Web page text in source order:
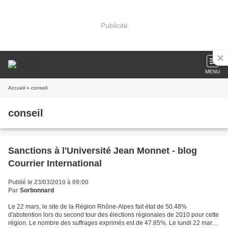
Publicité
MENU
Accueil » conseil
conseil
Sanctions à l'Université Jean Monnet - blog
Courrier International
Publié le 23/03/2010 à 09:00
Par Sorbonnard
Le 22 mars, le site de la Région Rhône-Alpes fait état de 50.48%
d'abstention lors du second tour des élections régionales de 2010 pour cette
région. Le nombre des suffrages exprimés est de 47.85%. Le lundi 22 mars